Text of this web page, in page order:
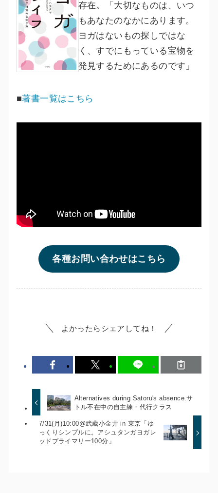
存在。「大切なものは、いつ
もあなたのなかにあります。
ヨガはないもの探しではな
く、すでにもっている宝物を
発見するためにあるのです」
■著書一覧はこちら
各種お問い合わせはこちら
よかったらシェアしてね！
Alternatives during Satoru's absence.サ
トル不在中の自主練・代行クラス
7/31(月)10:00@武蔵小金井 in 東京「ゆ
っくりシンプルに。アシュタンガヨガレ
ッドプライマリー100分」